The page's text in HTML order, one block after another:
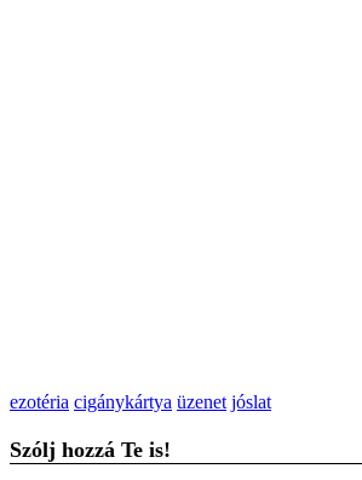
ezotéria cigánykártya üzenet jóslat
Szólj hozzá Te is!